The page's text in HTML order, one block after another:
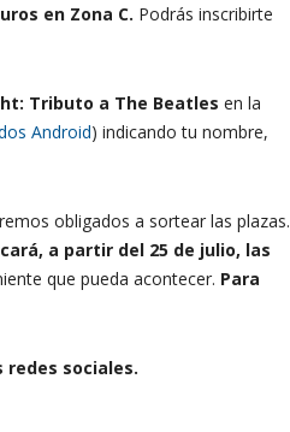
en Zona C. Podrás inscribirte
Tributo a The Beatles en la
Android) indicando tu nombre,
obligados a sortear las plazas.
a partir del 25 de julio, las
que pueda acontecer. Para
sociales.